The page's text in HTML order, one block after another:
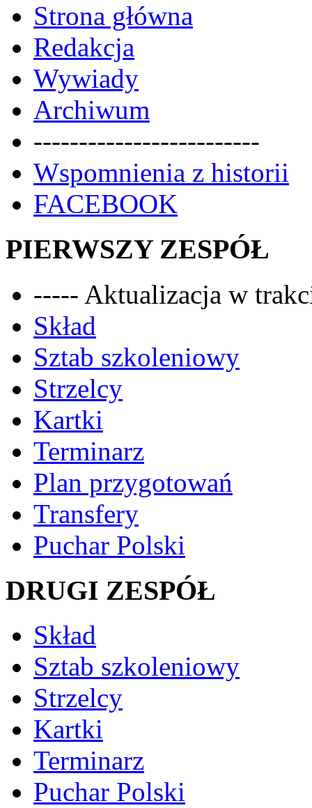
Strona główna
Redakcja
Wywiady
Archiwum
-------------------------
Wspomnienia z historii
FACEBOOK
PIERWSZY ZESPÓŁ
----- Aktualizacja w
Skład
Sztab szkoleniowy
Strzelcy
Kartki
Terminarz
Plan przygotowań
Transfery
Puchar Polski
DRUGI ZESPÓŁ
Skład
Sztab szkoleniowy
Strzelcy
Kartki
Terminarz
Puchar Polski